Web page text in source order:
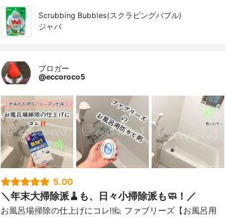
Scrubbing Bubbles(スクラビングバブル)
ジャバ
ブロガー
@eccoroco5
5.00
＼年末大掃除派🧹も、日々小掃除派も🧼！／
お風呂場掃除の仕上げにコレ‼️⁡⁡⁡🙋 ファブリーズ【お風呂用